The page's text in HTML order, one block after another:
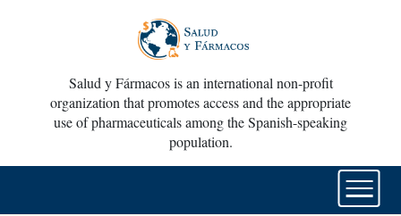
Salud y Fármacos is an international non-profit
organization that promotes access and the appropriate
use of pharmaceuticals among the Spanish-speaking
population.